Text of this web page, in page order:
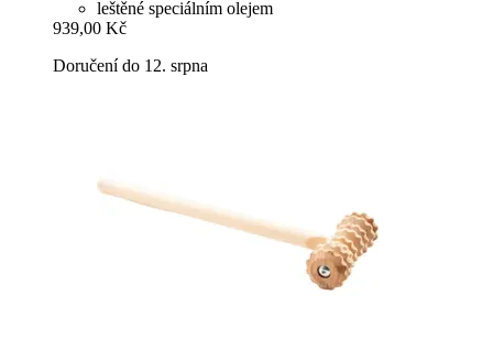
leštěné speciálním olejem
939,00 Kč
Doručení do 12. srpna